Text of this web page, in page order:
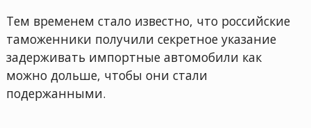
Тем временем стало известно, что российские
таможенники получили секретное указание
задерживать импортные автомобили как
можно дольше, чтобы они стали
подержанными.